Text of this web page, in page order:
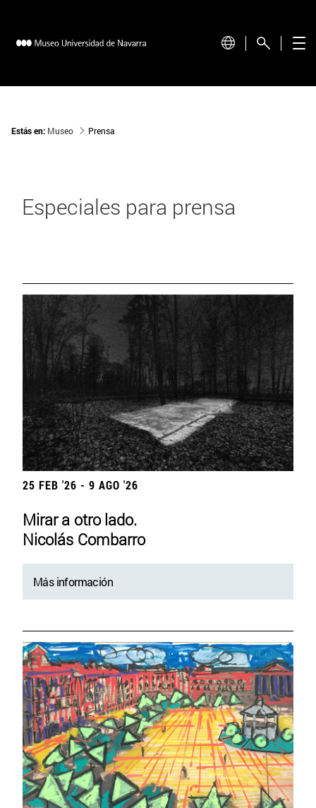
Estás en: Museo Prensa
Especiales para prensa
25 FEB '26 - 9 AGO '26
Mirar a otro lado.
Nicolás Combarro
Más información